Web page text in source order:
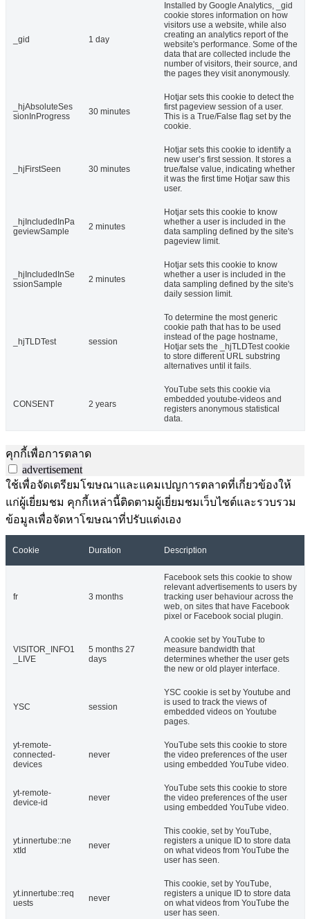
_gid 1 day
Installed by Google Analytics, _gid
cookie stores information on how
visitors use a website, while also
creating an analytics report of the
website's performance. Some of the
data that are collected include the
number of visitors, their source, and
the pages they visit anonymously.
_hjAbsoluteSes
sionInProgress
30 minutes
Hotjar sets this cookie to detect the
first pageview session of a user.
This is a True/False flag set by the
cookie.
_hjFirstSeen 30 minutes
Hotjar sets this cookie to identify a
new user’s first session. It stores a
true/false value, indicating whether
it was the first time Hotjar saw this
user.
_hjIncludedInPa
geviewSample
2 minutes
Hotjar sets this cookie to know
whether a user is included in the
data sampling defined by the site's
pageview limit.
_hjIncludedInSe
ssionSample
2 minutes
Hotjar sets this cookie to know
whether a user is included in the
data sampling defined by the site's
daily session limit.
_hjTLDTest session
To determine the most generic
cookie path that has to be used
instead of the page hostname,
Hotjar sets the _hjTLDTest cookie
to store different URL substring
alternatives until it fails.
CONSENT 2 years
YouTube sets this cookie via
embedded youtube-videos and
registers anonymous statistical
data.
คุกกี้เพื่อการตลาด
advertisement
ใช้เพื่อจัดเตรียมโฆษณาและแคมเปญการตลาดที่เกี่ยวข้องให้
แก่ผู้เยี่ยมชม คุกกี้เหล่านี้ติดตามผู้เยี่ยมชมเว็บไซต์และรวบรวม
ข้อมูลเพื่อจัดหาโฆษณาที่ปรับแต่งเอง
Cookie Duration Description
fr 3 months
Facebook sets this cookie to show
relevant advertisements to users by
tracking user behaviour across the
web, on sites that have Facebook
pixel or Facebook social plugin.
VISITOR_INFO1
_LIVE
5 months 27
days
A cookie set by YouTube to
measure bandwidth that
determines whether the user gets
the new or old player interface.
YSC session
YSC cookie is set by Youtube and
is used to track the views of
embedded videos on Youtube
pages.
yt-remote-
connected-
devices
never
YouTube sets this cookie to store
the video preferences of the user
using embedded YouTube video.
yt-remote-
device-id
never
YouTube sets this cookie to store
the video preferences of the user
using embedded YouTube video.
yt.innertube::ne
xtId
never
This cookie, set by YouTube,
registers a unique ID to store data
on what videos from YouTube the
user has seen.
yt.innertube::req
uests
never
This cookie, set by YouTube,
registers a unique ID to store data
on what videos from YouTube the
user has seen.